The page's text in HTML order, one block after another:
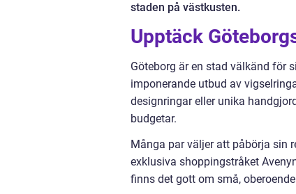
staden på västkusten.
Upptäck
Göteborg är en stad välkänd för
imponerande utbud av
designringar eller unika
budgetar.
Många par väljer att påbörja sin
exklusiva shoppingstråket
finns det gott om små,